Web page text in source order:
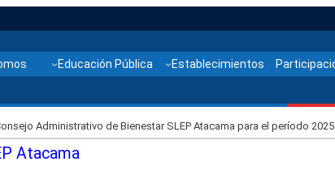
Educación Pública Establecimientos
Administrativo de Bienestar SLEP Atacama para el período
Atacama